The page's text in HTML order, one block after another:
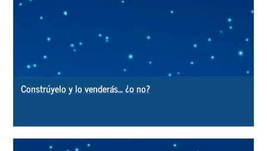
Constrúyelo y lo venderás… ¿o no?